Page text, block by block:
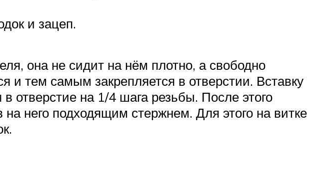
и зацеп.
она не сидит на нём плотно, а свободно
и тем самым закрепляется в отверстии. Вставку
отверстие на 1/4 шага резьбы. После этого
него подходящим стержнем. Для этого на витке